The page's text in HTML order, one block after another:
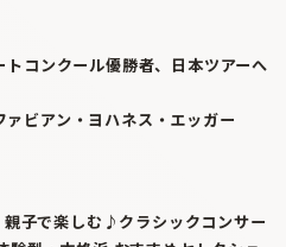
トコンクール優勝者、日本ツアーへ
ビアン・ヨハネス・エッガー
子で楽しむ♪クラシックコンサー